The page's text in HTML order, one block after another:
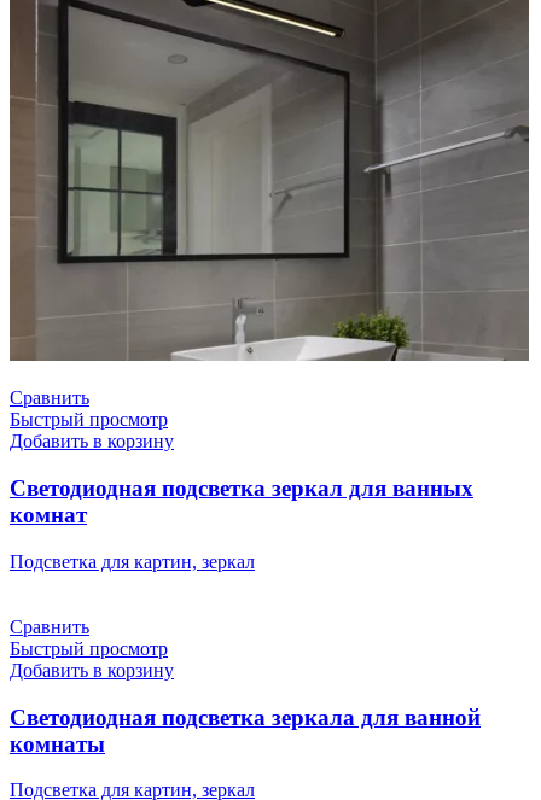
Сравнить
Быстрый просмотр
Добавить в корзину
Светодиодная подсветка зеркал для ванных
комнат
Подсветка для картин, зеркал
Сравнить
Быстрый просмотр
Добавить в корзину
Светодиодная подсветка зеркала для ванной
комнаты
Подсветка для картин, зеркал